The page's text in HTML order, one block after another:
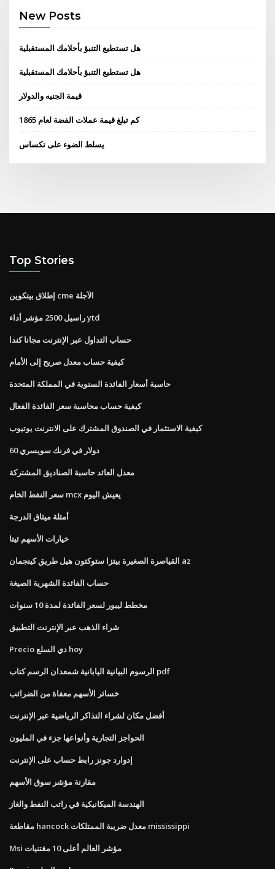
New Posts
هل تستطيع التنبؤ بأحلامك المستقبلية
هل تستطيع التنبؤ بأحلامك المستقبلية
قيمة الجنيه والدولار
كم تبلغ قيمة عملات الفضة لعام 1865
يسلط الضوء على تكساس
Top Stories
إطلاق بيتكوين cme الآجلة
راسيل 2500 مؤشر أداء ytd
حساب التداول عبر الإنترنت مجانا كندا
كيفية حساب معدل صريح إلى الأمام
حاسبة أسعار الفائدة السنوية في المملكة المتحدة
كيفية حساب محاسبة سعر الفائدة الفعال
كيفية الاستثمار في الصندوق المشترك على الانترنت يوتيوب
60 دولار في فرنك سويسري
معدل العائد حاسبة الصناديق المشتركة
سعر النفط الخام mcx يعيش اليوم
أمثلة ميثاق الدرجة
خيارات الأسهم ثيتا
القياصرة الصغيرة بيتزا ستوكتون هيل طريق كينجمان az
حساب الفائدة الشهرية الصيغة
مخطط ليبور لسعر الفائدة لمدة 10 سنوات
شراء الذهب عبر الإنترنت التطبيق
Precio دي السلع hoy
الرسوم البيانية اليابانية شمعدان الرسم كتاب pdf
خسائر الأسهم معفاة من الضرائب
أفضل مكان لشراء التذاكر الرياضية عبر الإنترنت
الحواجز التجارية وأنواعها جزء في المليون
إدوارد جونز رابط حساب على الإنترنت
مقارنة مؤشر سوق الأسهم
الهندسة الميكانيكية في راتب النفط والغاز
مقاطعة hancock معدل ضريبة الممتلكات mississippi
Msi مؤشر العالم أعلى 10 مقتنيات